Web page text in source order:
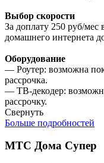
Выбор скорости
За доплату 250 руб/мес
домашнего интернета
Оборудование
— Роутер: возможна
рассрочка.
— ТВ-декодер:
рассрочку.
Свернуть
Больше подробностей
МТС Дома Супер